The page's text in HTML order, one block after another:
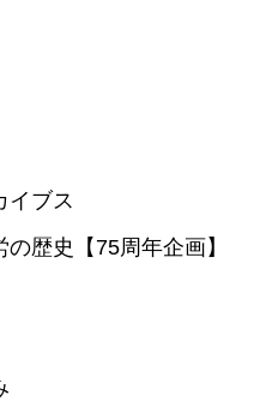
イブス
歴史【75周年企画】